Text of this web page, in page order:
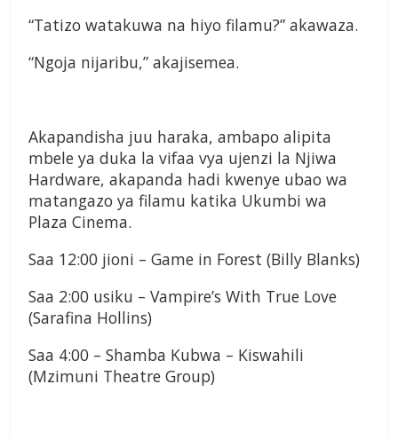
“Tatizo watakuwa na hiyo filamu?” akawaza.
“Ngoja nijaribu,” akajisemea.
Akapandisha juu haraka, ambapo alipita
mbele ya duka la vifaa vya ujenzi la Njiwa
Hardware, akapanda hadi kwenye ubao wa
matangazo ya filamu katika Ukumbi wa
Plaza Cinema.
Saa 12:00 jioni – Game in Forest (Billy Blanks)
Saa 2:00 usiku – Vampire’s With True Love
(Sarafina Hollins)
Saa 4:00 – Shamba Kubwa – Kiswahili
(Mzimuni Theatre Group)